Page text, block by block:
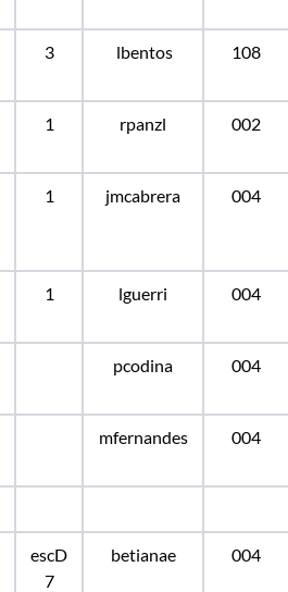
3 lbentos 108
1 rpanzl 002
1 jmcabrera 004
1 lguerri 004
pcodina 004
mfernandes 004
escD
7
betianae 004